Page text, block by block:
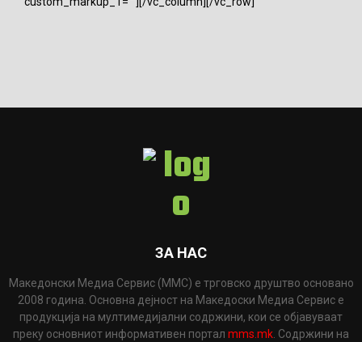
ЗА НАС
Македонски Медиа Сервис (ММС) е трговско друштво основано
2008 година. Основна дејност на Македоски Медиа Сервис е
продукција на мултимедијални содржини, кои се објавуваат
преку основниот информативен портал mms.mk . Содржини на